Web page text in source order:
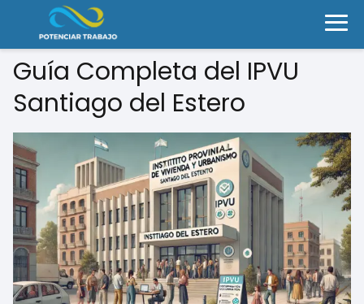
Guía Completa del IPVU
Santiago del Estero